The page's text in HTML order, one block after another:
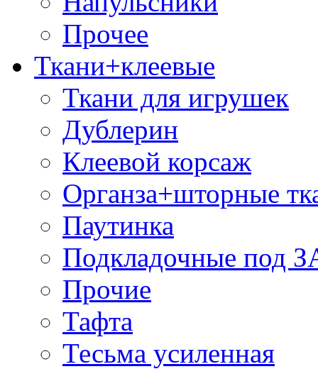
Прочее
Ткани+клеевые
Ткани для игрушек
Дублерин
Клеевой корсаж
Органза+шторные
Паутинка
Подкладочные под
Прочие
Тафта
Тесьма усиленная